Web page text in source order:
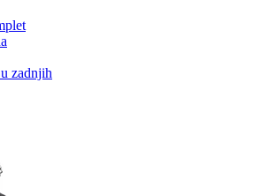
zadnjih